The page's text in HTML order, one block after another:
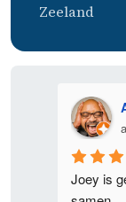
Zeeland
Joey is